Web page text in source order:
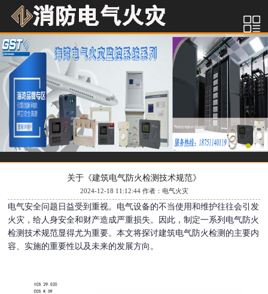
关于《建筑电气防火检测技术规范》
2024-12-18 11:12:44 作者：电气火灾
电气安全问题日益受到重视。电气设备的不当使用和维护往往会引发
火灾，给人身安全和财产造成严重损失。因此，制定一系列电气防火
检测技术规范显得尤为重要。本文将探讨建筑电气防火检测的主要内
容、实施的重要性以及未来的发展方向。